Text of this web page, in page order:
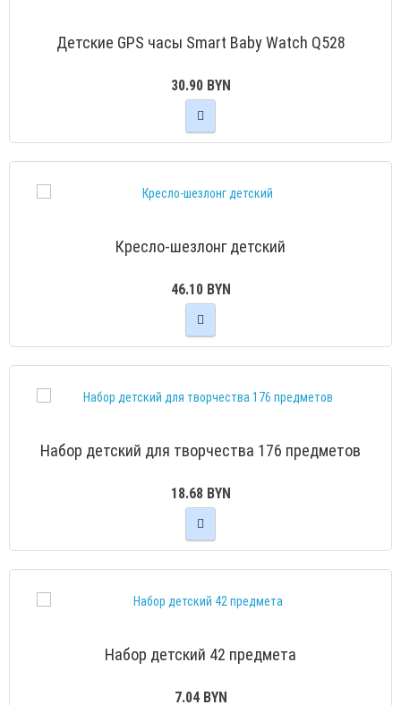
Детские GPS часы Smart Baby Watch Q528
30.90 BYN
Кресло-шезлонг детский
46.10 BYN
Набор детский для творчества 176 предметов
18.68 BYN
Набор детский 42 предмета
7.04 BYN